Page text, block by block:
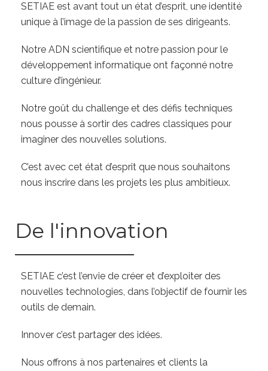
SETIAE est avant tout un état d’esprit, une identité
unique à l’image de la passion de ses dirigeants.
Notre ADN scientifique et notre passion pour le
développement informatique ont façonné notre
culture d’ingénieur.
Notre goût du challenge et des défis techniques
nous pousse à sortir des cadres classiques pour
imaginer des nouvelles solutions.
C’est avec cet état d’esprit que nous souhaitons
nous inscrire dans les projets les plus ambitieux.
De l'innovation
SETIAE c’est l’envie de créer et d’exploiter des
nouvelles technologies, dans l’objectif de fournir les
outils de demain.
Innover c’est partager des idées.
Nous offrons à nos partenaires et clients la